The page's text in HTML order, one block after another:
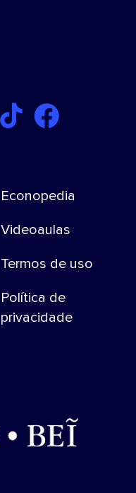
Econopedia
Videoaulas
Termos de uso
Política de
privacidade